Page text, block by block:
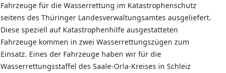
Fahrzeuge für die Wasserrettung im Katastrophenschutz
seitens des Thüringer Landesverwaltungsamtes ausgeliefert.
Diese speziell auf Katastrophenhilfe ausgestatteten
Fahrzeuge kommen in zwei Wasserrettungszügen zum
Einsatz. Eines der Fahrzeuge haben wir für die
Wasserrettungsstaffel des Saale-Orla-Kreises in Schleiz